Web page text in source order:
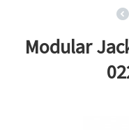
Modular